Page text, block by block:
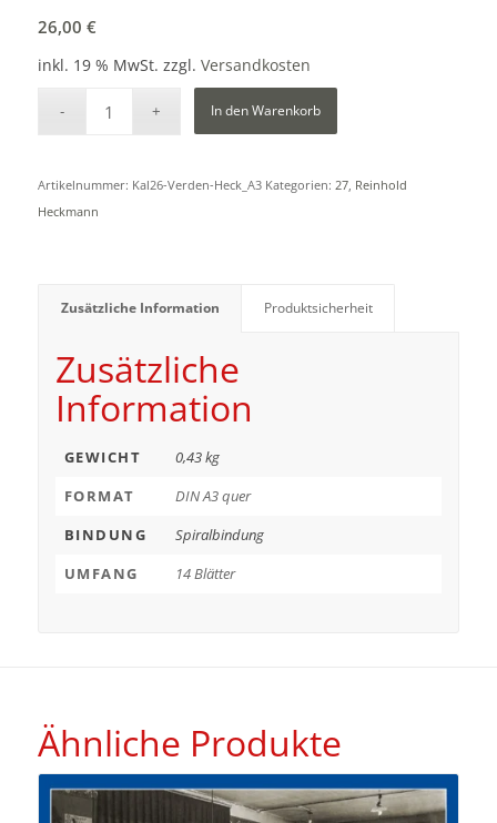
26,00 €
inkl. 19 % MwSt. zzgl. Versandkosten
In den Warenkorb
Artikelnummer: Kal26-Verden-Heck_A3 Kategorien: 27, Reinhold
Heckmann
Zusätzliche Information Produktsicherheit
Zusätzliche
Information
GEWICHT
0,43 kg
FORMAT
DIN A3 quer
BINDUNG
Spiralbindung
UMFANG
14 Blätter
Ähnliche Produkte